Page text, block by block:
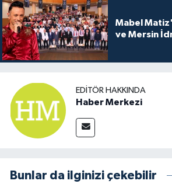
Mabel
ve Mersin
EDITÖR HAKKINDA
Haber Merkezi
Bunlar da ilginizi çekebilir